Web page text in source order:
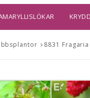
8831